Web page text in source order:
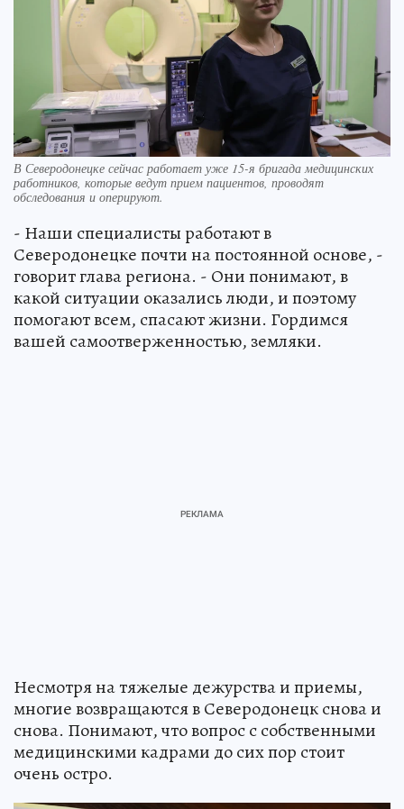
В Северодонецке сейчас работает уже 15-я бригада медицинских
работников, которые ведут прием пациентов, проводят
обследования и оперируют.
- Наши специалисты работают в
Северодонецке почти на постоянной основе, -
говорит глава региона. - Они понимают, в
какой ситуации оказались люди, и поэтому
помогают всем, спасают жизни. Гордимся
вашей самоотверженностью, земляки.
Несмотря на тяжелые дежурства и приемы,
многие возвращаются в Северодонецк снова и
снова. Понимают, что вопрос с собственными
медицинскими кадрами до сих пор стоит
очень остро.